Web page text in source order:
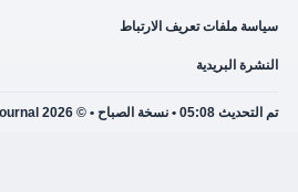
سياسة ملفات تعريف الارتباط
النشرة البريدية
تم التحديث 05:08 • نسخة الصباح • © 2026 Gulf Journal